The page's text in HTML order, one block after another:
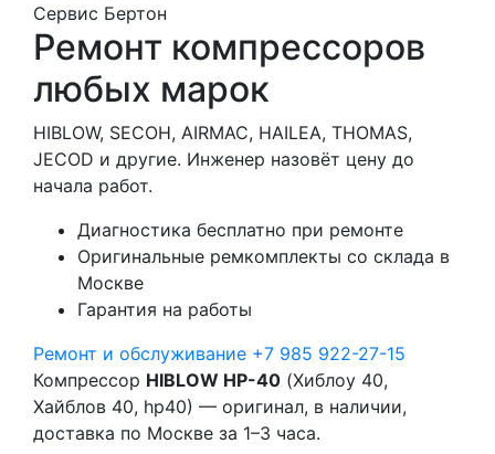
Сервис Бертон
Ремонт компрессоров
любых марок
HIBLOW, SECOH, AIRMAC, HAILEA, THOMAS,
JECOD и другие. Инженер назовёт цену до
начала работ.
Диагностика бесплатно при ремонте
Оригинальные ремкомплекты со склада в
Москве
Гарантия на работы
Ремонт и обслуживание +7 985 922-27-15
Компрессор HIBLOW HP-40 (Хиблоу 40,
Хайблов 40, hp40) — оригинал, в наличии,
доставка по Москве за 1–3 часа.